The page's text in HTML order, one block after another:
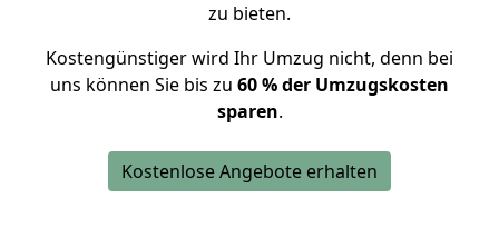
zu bieten.
Kostengünstiger wird Ihr Umzug nicht, denn bei
uns können Sie bis zu 60 % der Umzugskosten
sparen.
Kostenlose Angebote erhalten